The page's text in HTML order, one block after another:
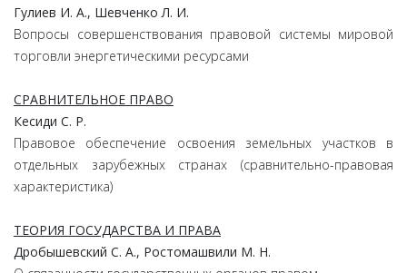
Гулиев И. А., Шевченко Л. И.
Вопросы совершенствования правовой системы мировой
торговли энергетическими ресурсами
СРАВНИТЕЛЬНОЕ ПРАВО
Кесиди С. Р.
Правовое обеспечение освоения земельных участков в
отдельных зарубежных странах (сравнительно-правовая
характеристика)
ТЕОРИЯ ГОСУДАРСТВА И ПРАВА
Дробышевский С. А., Ростомашвили М. Н.